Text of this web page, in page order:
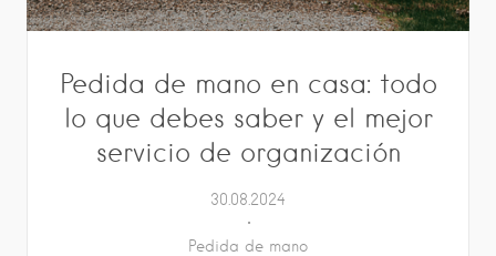
Pedida de mano en casa: todo
lo que debes saber y el mejor
servicio de organización
30.08.2024
Pedida de mano